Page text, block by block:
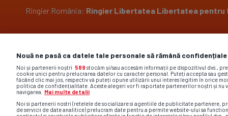
Ringier România: Ringier Libertatea Libertatea pentru
Pariază responsabil! Decizia ONJN nr. 2304/29.10.2018.
Jocurile de noroc sunt interzise minorilor.
Nouă ne pasă ca datele tale personale să rămână confidențiale
Noi și partenerii noștri 589 stocăm și/sau accesăm informații pe dispozitivul dvs.,
cookie unici pentru prelucrarea datelor cu caracter personal. Puteți accepta sau
făcând clic mai jos, respectiv vă puteți opune utilizării unui interes legitim în orice
politica de confidențialitate. Aceste alegeri vor fi raportate partenerilor noștri și nu
navigarea.
Mai multe detalii
Noi si partenerii nostri (retelele de socializare si agentiile de publicitate partenere,
de servicii de date analitice) prelucram date pentru a permite website-ului sa